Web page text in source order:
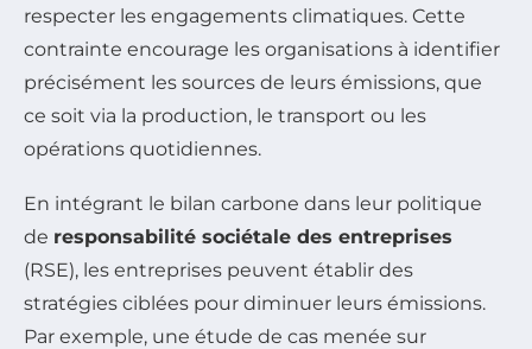
respecter les engagements climatiques. Cette
contrainte encourage les organisations à identifier
précisément les sources de leurs émissions, que
ce soit via la production, le transport ou les
opérations quotidiennes.
En intégrant le bilan carbone dans leur politique
de responsabilité sociétale des entreprises
(RSE), les entreprises peuvent établir des
stratégies ciblées pour diminuer leurs émissions.
Par exemple, une étude de cas menée sur